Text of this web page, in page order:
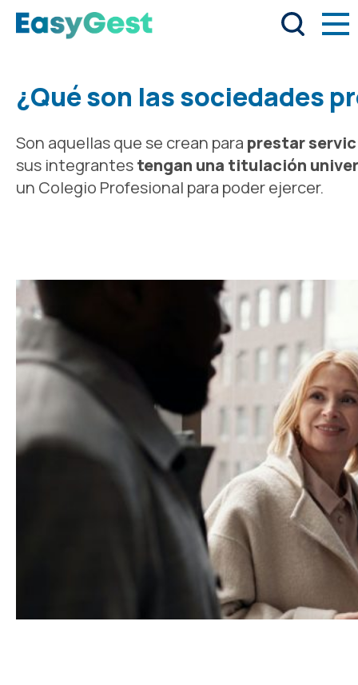
¿Qué son las sociedades
Son aquellas que se crean para prestar
sus integrantestengan una titulación
un Colegio Profesional para poder ejercer.